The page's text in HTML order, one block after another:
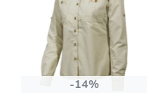
-14%